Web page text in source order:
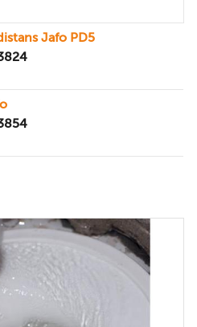
Jafo PD5